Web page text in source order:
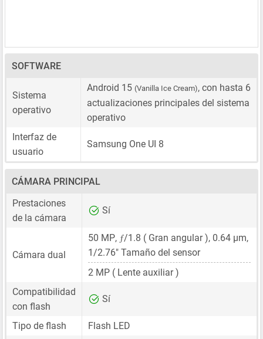
SOFTWARE
Sistema
operativo
Android 15 (Vanilla Ice Cream), con hasta 6
actualizaciones principales del sistema
operativo
Interfaz de
usuario
Samsung One UI 8
CÁMARA PRINCIPAL
Prestaciones
de la cámara
Sí
Cámara dual
50 MP, ƒ/1.8 ( Gran angular ), 0.64 μm,
1/2.76" Tamaño del sensor
2 MP ( Lente auxiliar )
Compatibilidad
con flash
Sí
Tipo de flash
Flash LED